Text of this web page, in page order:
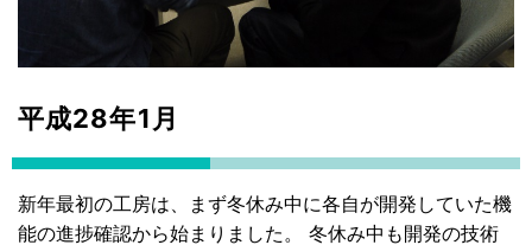
平成28年1月
新年最初の工房は、まず冬休み中に各自が開発していた機
能の進捗確認から始まりました。 冬休み中も開発の技術